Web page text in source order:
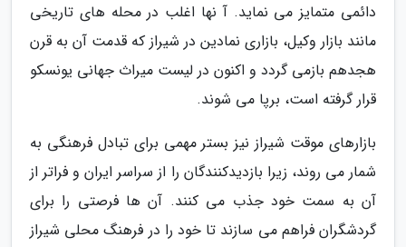
دائمی متمایز می نماید. آ نها اغلب در محله های تاریخی
مانند بازار وکیل، بازاری نمادین در شیراز که قدمت آن به قرن
هجدهم بازمی گردد و اکنون در لیست میراث جهانی یونسکو
قرار گرفته است، برپا می شوند.
بازارهای موقت شیراز نیز بستر مهمی برای تبادل فرهنگی به
شمار می روند، زیرا بازدیدکنندگان را از سراسر ایران و فراتر از
آن به سمت خود جذب می کنند. آن ها فرصتی را برای
گردشگران فراهم می سازند تا خود را در فرهنگ محلی شیراز